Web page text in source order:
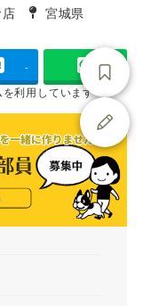
タグ
宮城県
-
を利用しています